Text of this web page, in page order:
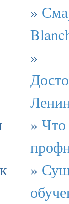
»
»
» Что
»